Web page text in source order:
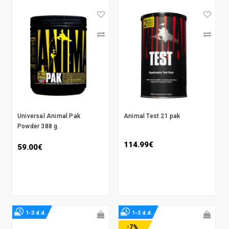
Universal Animal Pak
Powder 388 g.
59.00€
Animal Test 21 pak
114.99€
1-3 d.d.
-7%
1-3 d.d.